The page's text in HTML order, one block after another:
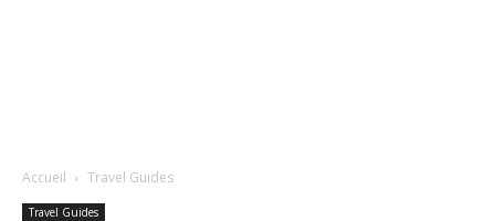
Accueil Travel Guides
Travel Guides